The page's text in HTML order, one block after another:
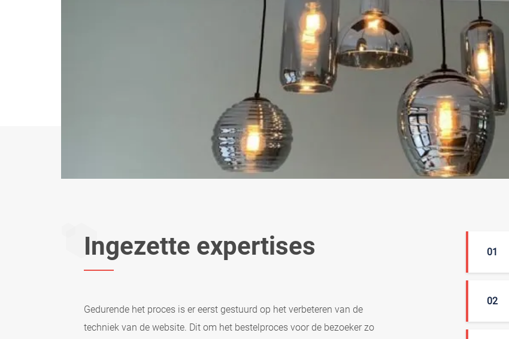
Ingezette expertises
Gedurende het proces is er eerst gestuurd op het verbeteren van de
techniek van de website. Dit om het bestelproces voor de bezoeker zo
01
02